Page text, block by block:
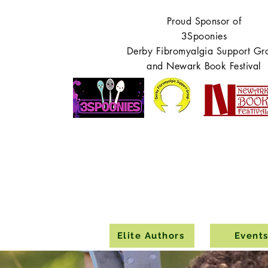
Proud Sponsor of
3Spoonies
Derby Fibromyalgia Support
and Newark Book Festival
Elite Authors Events